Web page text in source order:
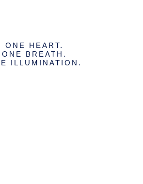
ONE HEART.
ONE BREATH.
ILLUMINATION.